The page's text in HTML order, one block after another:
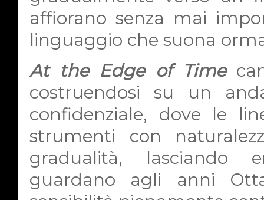
affiorano senza mai
linguaggio che suona
At the Edge of Time
costruendosi su un
confidenziale, dove le
strumenti con
gradualità, lasciando
guardano agli anni